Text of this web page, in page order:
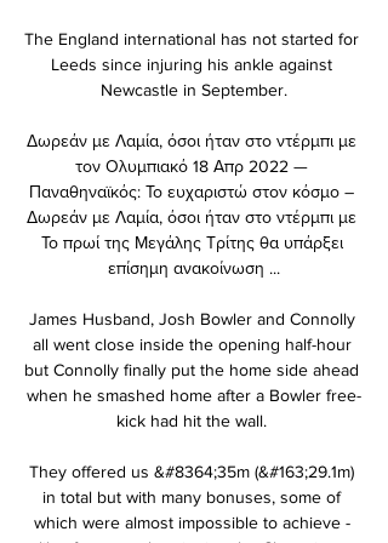
The England international has not started for
Leeds since injuring his ankle against
Newcastle in September.
Δωρεάν με Λαμία, όσοι ήταν στο ντέρμπι με
τον Ολυμπιακό 18 Απρ 2022 —
Παναθηναϊκός: Το ευχαριστώ στον κόσμο –
Δωρεάν με Λαμία, όσοι ήταν στο ντέρμπι με
Το πρωί της Μεγάλης Τρίτης θα υπάρξει
επίσημη ανακοίνωση ...
James Husband, Josh Bowler and Connolly
all went close inside the opening half-hour
but Connolly finally put the home side ahead
when he smashed home after a Bowler free-
kick had hit the wall.
They offered us &#8364;35m (&#163;29.1m)
in total but with many bonuses, some of
which were almost impossible to achieve -